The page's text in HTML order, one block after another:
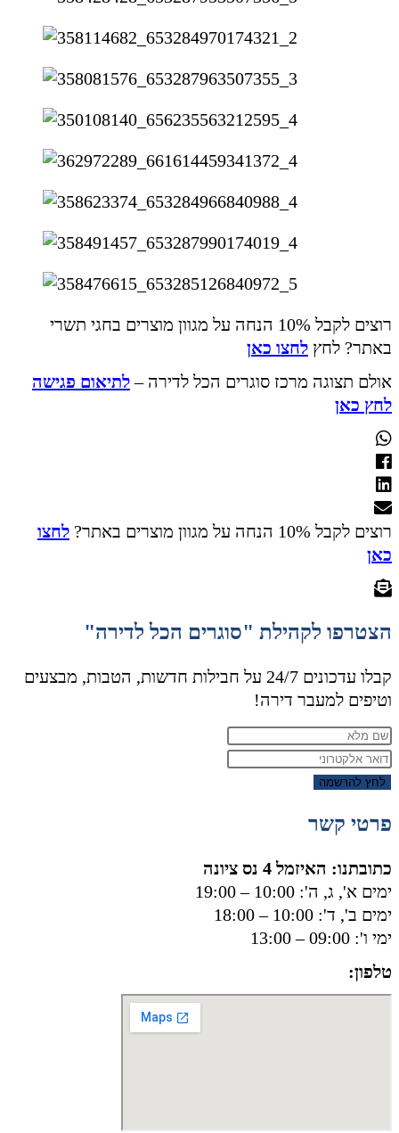
רוצים לקבל 10% הנחה על מגוון מוצרים בחגי תשרי
באתר? לחץ לחצו כאן
אולם תצוגה מרכז סוגרים הכל לדירה –לתיאום פגישה
לחץ כאן
רוצים לקבל 10% הנחה על מגוון מוצרים באתר?
לחצו
כאן
הצטרפו לקהילת "סוגרים הכל לדירה"
קבלו עדכונים 24/7 על חבילות חדשות, הטבות, מבצעים
וטיפים למעבר דירה!
לחץ להרשמה
פרטי קשר
כתובתנו: האיזמל 4 נס ציונה
ימים א', ג, ה': 10:00 – 19:00
ימים ב', ד': 10:00 – 18:00
ימי ו': 09:00 – 13:00
טלפון: